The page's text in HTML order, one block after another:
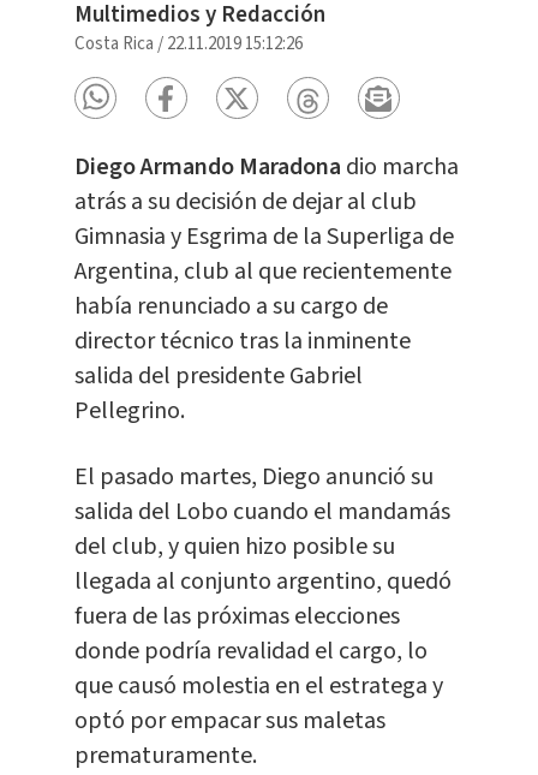
Multimedios y Redacción
Costa Rica /22.11.2019 15:12:26
Diego Armando Maradona dio marcha
atrás a su decisión de dejar al club
Gimnasia y Esgrima de la Superliga de
Argentina, club al que recientemente
había renunciado a su cargo de
director técnico tras la inminente
salida del presidente Gabriel
Pellegrino.
El pasado martes, Diego anunció su
salida del Lobo cuando el mandamás
del club, y quien hizo posible su
llegada al conjunto argentino, quedó
fuera de las próximas elecciones
donde podría revalidad el cargo, lo
que causó molestia en el estratega y
optó por empacar sus maletas
prematuramente.